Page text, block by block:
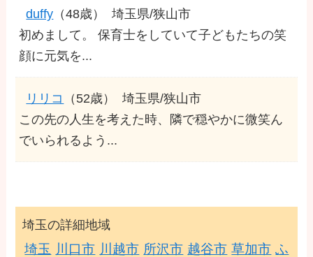
duffy （48歳）
埼玉県/狭山市
初めまして。 保育士をしていて子どもたちの笑
顔に元気を...
リリコ （52歳）
埼玉県/狭山市
この先の人生を考えた時、隣で穏やかに微笑ん
でいられるよう...
埼玉の詳細地域
埼玉 川口市 川越市 所沢市 越谷市 草加市 ふ